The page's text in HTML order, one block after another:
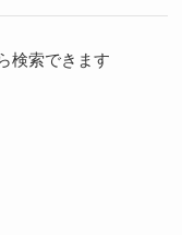
検索できます